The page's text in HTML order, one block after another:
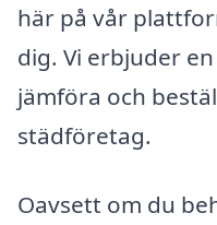
här på vår
dig. Vi erbjuder
jämföra och
städföretag.
Oavsett om du